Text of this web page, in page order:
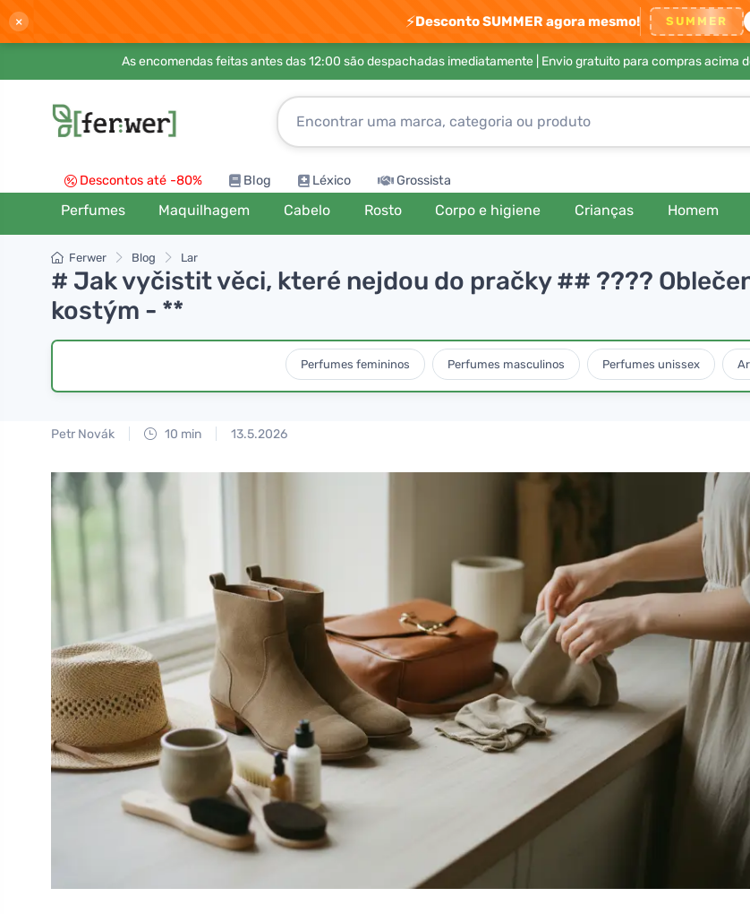
× ⚡Desconto SUMMER agora mesmo! SUMMER
As encomendas feitas antes das 12:00 são despachadas imediatamente | Envio gratuito para compras acima
Descontos até -80% Blog Léxico Grossista
Perfumes Maquilhagem Cabelo Rosto Corpo e higiene Crianças Homem
Ferwer Blog Lar
# Jak vyčistit věci, které nejdou do pračky ## ????
kostým - **
Perfumes femininos Perfumes masculinos Perfumes unissex
Petr Novák 10 min 13.5.2026